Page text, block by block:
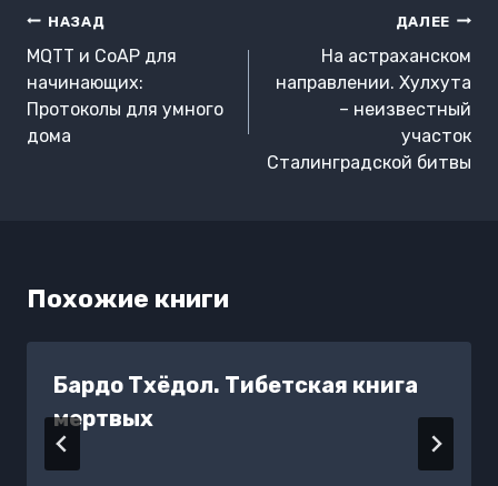
Навигация
по
записям
НАЗАД
MQTT и CoAP для
начинающих:
Протоколы для умного
дома
ДАЛЕЕ
На астраханском
направлении. Хулхута
– неизвестный
участок
Сталинградской битвы
Похожие книги
Бардо Тхёдол. Тибетская книга
мертвых